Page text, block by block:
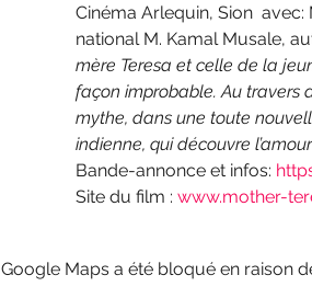
Cinéma Arlequin, Sion
national M. Kamal Musale,
mère Teresa et celle de la
façon improbable. Au travers
mythe, dans une toute
indienne, qui découvre
Bande-annonce et infos:
Site du film : www.mother-
Google Maps a été bloqué en raison